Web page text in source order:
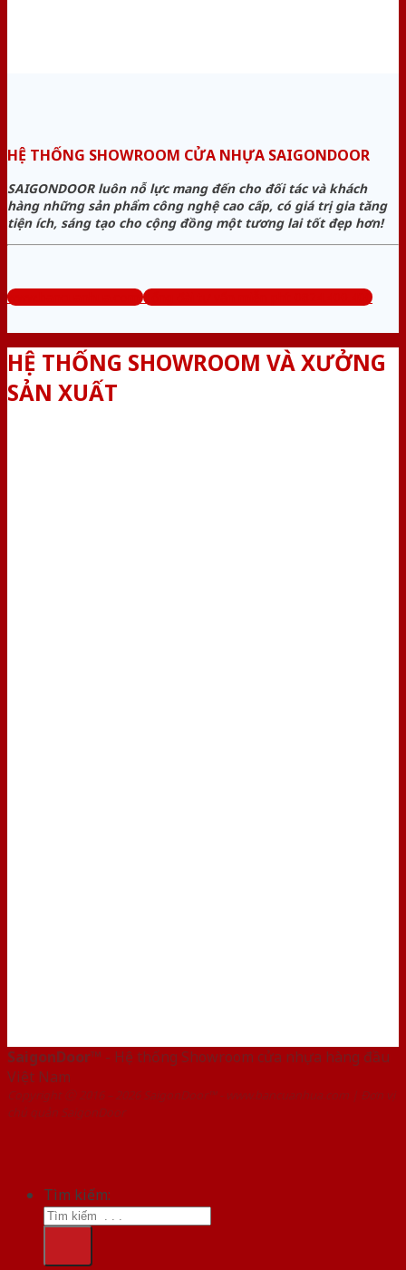
HỆ THỐNG SHOWROOM CỬA NHỰA SAIGONDOOR
SAIGONDOOR luôn nỗ lực mang đến cho đối tác và khách
hàng những sản phẩm công nghệ cao cấp, có giá trị gia tăng
tiện ích, sáng tạo cho cộng đồng một tương lai tốt đẹp hơn!
www.bancuanhua.com Tổng đài tư vấn miễn phí: 0824.400.400
HỆ THỐNG SHOWROOM VÀ XƯỞNG
SẢN XUẤT
SaigonDoor™ - Hệ thống Showroom cửa nhựa hàng đầu
Việt Nam
Copyright ⓒ 2016 – 2026 SaigonDoor™ - www.bancuanhua.com | Đơn vị
chủ quản SaigonDoor
Tìm kiếm: